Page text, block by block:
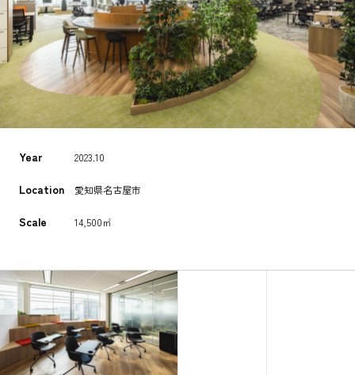
Year 2023.10
Location 愛知県名古屋市
Scale 14,500㎡